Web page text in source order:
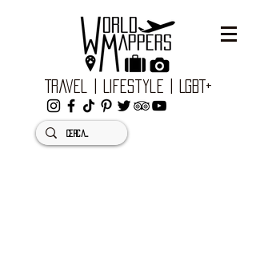
Travel | Lifestyle | LGBT+